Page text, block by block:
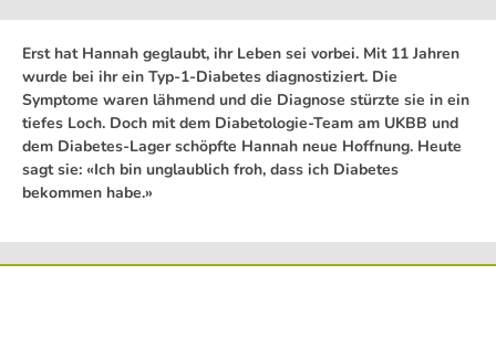
Erst hat Hannah geglaubt, ihr Leben sei vorbei. Mit 11 Jahren
wurde bei ihr ein Typ-1-Diabetes diagnostiziert. Die
Symptome waren lähmend und die Diagnose stürzte sie in ein
tiefes Loch. Doch mit dem Diabetologie-Team am UKBB und
dem Diabetes-Lager schöpfte Hannah neue Hoffnung. Heute
sagt sie: «Ich bin unglaublich froh, dass ich Diabetes
bekommen habe.»